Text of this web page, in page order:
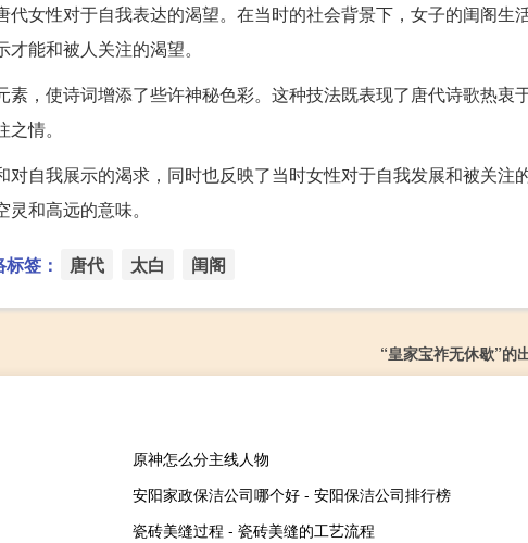
女性对于自我表达的渴望。在当时的社会背景下，女子的闺阁生
能和被人关注的渴望。
，使诗词增添了些许神秘色彩。这种技法既表现了唐代诗歌热衷
情。
自我展示的渴求，同时也反映了当时女性对于自我发展和被关注
和高远的意味。
签： 唐代 太白 闺阁
“皇家宝祚无休歇”的
原神怎么分主线人物
安阳家政保洁公司哪个好 - 安阳保洁公司排行榜
瓷砖美缝过程 - 瓷砖美缝的工艺流程